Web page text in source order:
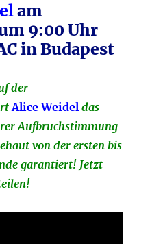
am
9:00 Uhr
in Budapest
der
Alice Weideldas
Aufbruchstimmung
von der ersten bis
garantiert! Jetzt